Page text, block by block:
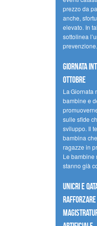
prezzo da
anche,
elevato. In
sottolinea
prevenzione.
Giornata
ottobre
La Giornata
bambine e
sulle sfide
sviluppo. Il
bambina
ragazze in
Le bambine
stanno già
UNICRI e
rafforzare